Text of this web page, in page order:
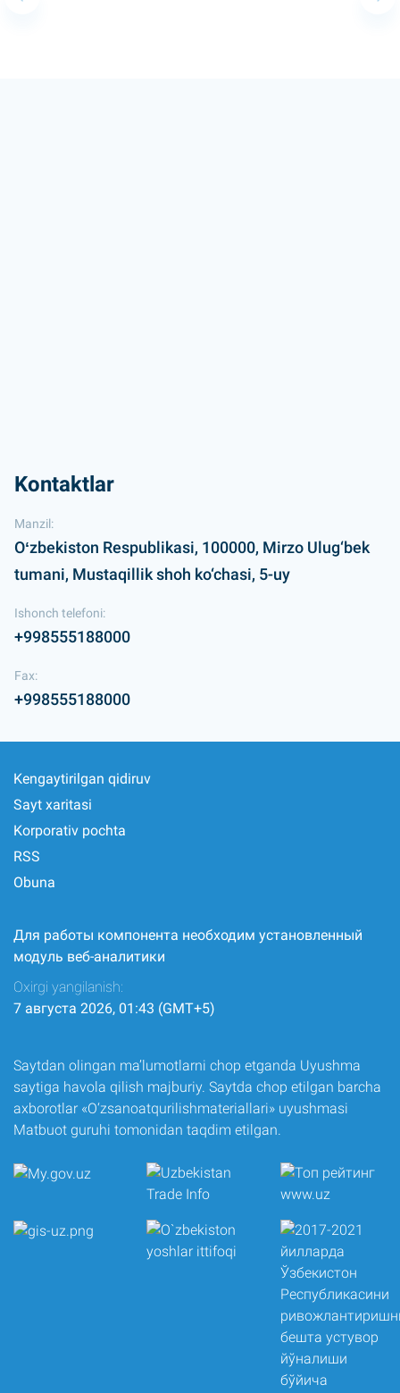
Kontaktlar
Manzil:
Oʻzbekiston Respublikasi, 100000, Mirzo Ulug‘bek
tumani, Mustaqillik shoh ko‘chasi, 5-uy
Ishonch telefoni:
+998555188000
Fax:
+998555188000
Kengaytirilgan qidiruv
Sayt xaritasi
Korporativ pochta
RSS
Obuna
Для работы компонента необходим установленный
модуль веб-аналитики
Oxirgi yangilanish:
7 августа 2026, 01:43 (GMT+5)
Saytdan olingan ma’lumotlarni chop etganda Uyushma
saytiga havola qilish majburiy. Saytda chop etilgan barcha
axborotlar «O‘zsanoatqurilishmateriallari» uyushmasi
Matbuot guruhi tomonidan taqdim etilgan.